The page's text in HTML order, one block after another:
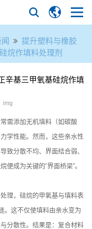
提升塑料与橡胶
烷作填料处理剂
辛基三甲氧基硅烷作填
img
需添加无机填料（如碳酸
学性能。然而，这些亲水性
致分散不均、界面结合弱、
成为关键的“界面桥梁”。
理，硅烷的甲氧基与填料表
。这不仅使填料由亲水变为
分散性。结果是：复合材料